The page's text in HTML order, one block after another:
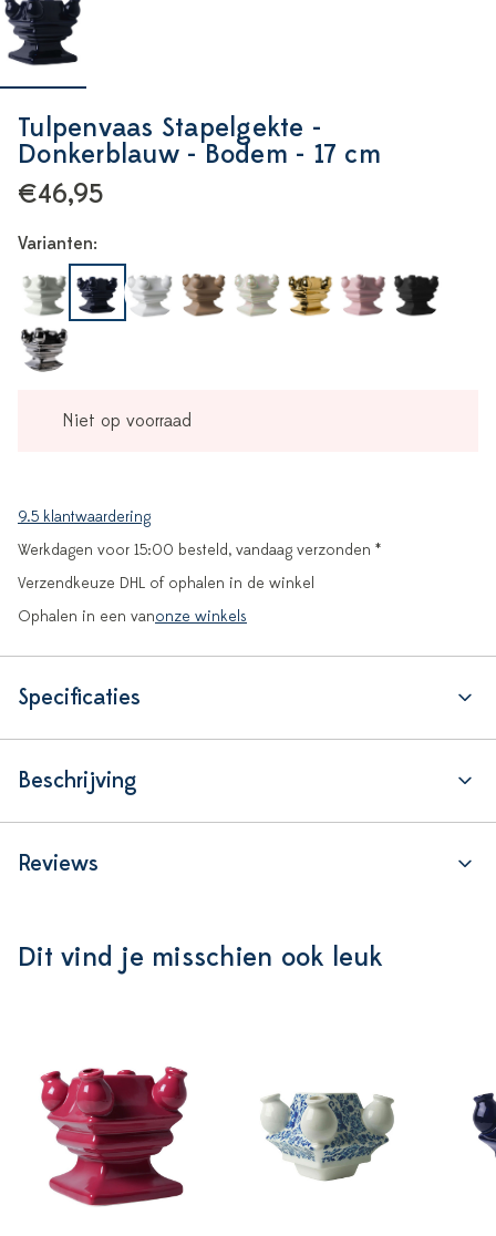
Tulpenvaas Stapelgekte -
Donkerblauw - Bodem - 17 cm
€46,95
Varianten:
Niet op voorraad
9.5 klantwaardering
Werkdagen voor 15:00 besteld, vandaag verzonden *
Verzendkeuze DHL of ophalen in de winkel
Ophalen in een vanonze winkels
Specificaties
Beschrijving
Reviews
Dit vind je misschien ook leuk